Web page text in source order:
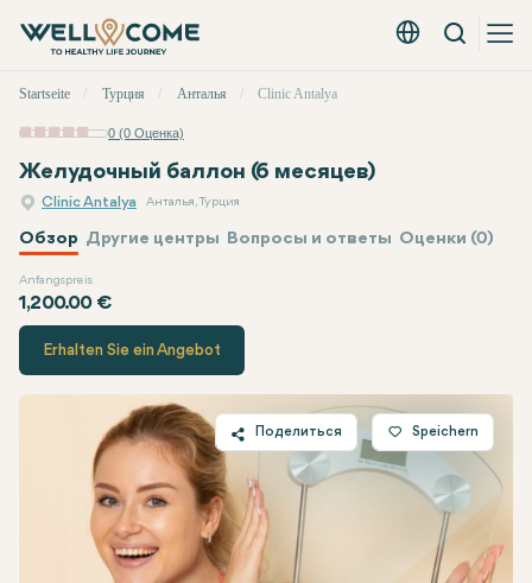
Русский - EUR
Вызов
меню
Startseite Турция Анталья Clinic Antalya
0 (0 Оценка)
Желудочный баллон (6 месяцев)
Clinic Antalya Анталья, Турция
Обзор Другие центры Вопросы и ответы Оценки (0)
Anfangspreis
1,200.00 €
Clinic Antalya
Erhalten Sie ein Angebot
Поделиться
Twitter
Facebook
Linkedin
Speichern